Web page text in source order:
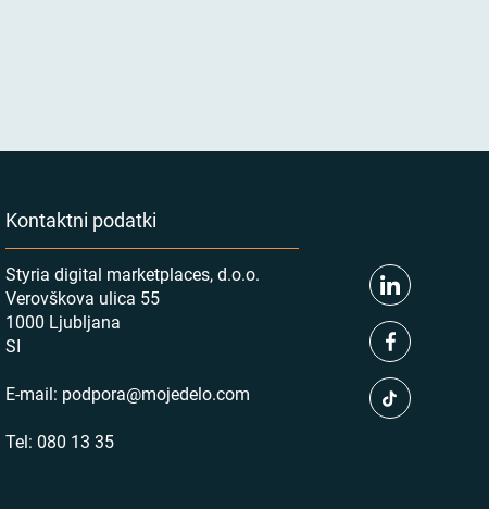
Kontaktni podatki
Styria digital marketplaces, d.o.o.
Verovškova ulica 55
1000 Ljubljana
SI
E-mail: podpora@mojedelo.com
Tel: 080 13 35